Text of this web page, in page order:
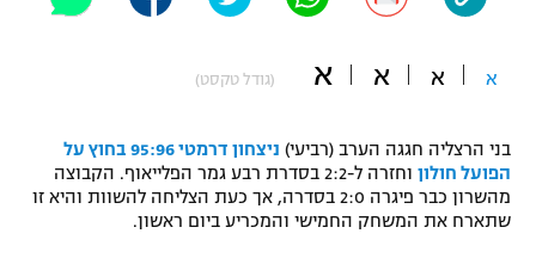
תקנון משתתפים וזוכים בפרסים
טניס
כדורמים
פוטבול אמריקאי NFL
א א א א (גודל טקסט)
בני הרצליה חגגה הערב (רביעי)
ניצחון דרמטי 95:96 בחוץ על
הפועל חולון
וחזרה ל-2:2 בסדרת רבע גמר הפלייאוף. הקבוצה
מהשרון כבר פיגרה 2:0 בסדרה, אך כעת הצליחה להשוות והיא זו
שתארח את המשחק החמישי והמכריע ביום ראשון.